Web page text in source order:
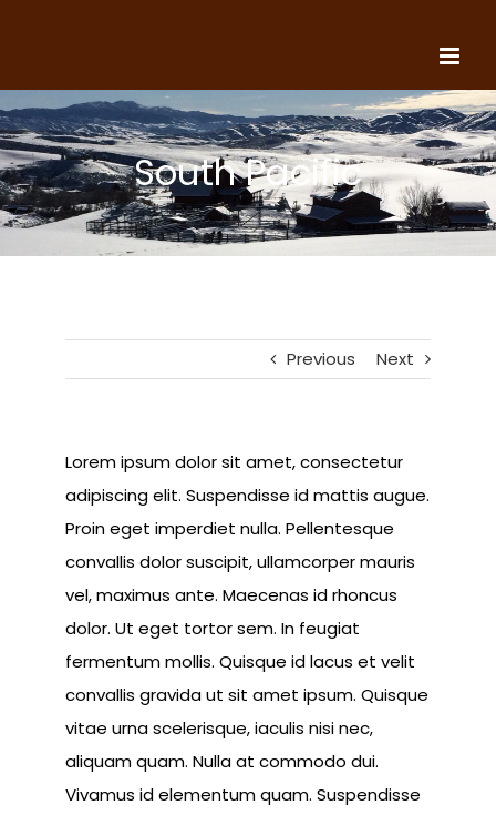
South Pacific
Previous Next
Lorem ipsum dolor sit amet, consectetur
adipiscing elit. Suspendisse id mattis augue.
Proin eget imperdiet nulla. Pellentesque
convallis dolor suscipit, ullamcorper mauris
vel, maximus ante. Maecenas id rhoncus
dolor. Ut eget tortor sem. In feugiat
fermentum mollis. Quisque id lacus et velit
convallis gravida ut sit amet ipsum. Quisque
vitae urna scelerisque, iaculis nisi nec,
aliquam quam. Nulla at commodo dui.
Vivamus id elementum quam. Suspendisse